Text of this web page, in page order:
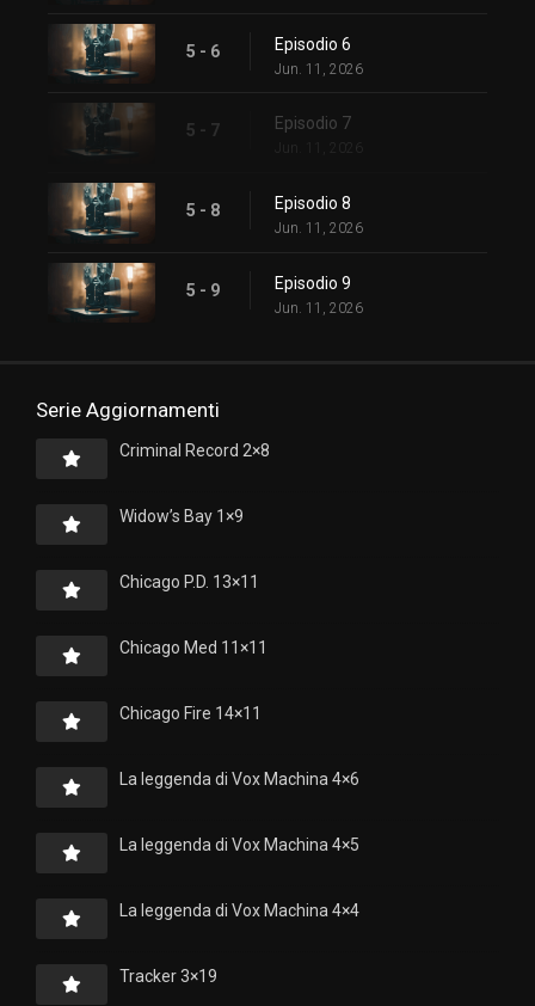
5 - 6 Episodio 6
Jun. 11, 2026
5 - 7 Episodio 7
Jun. 11, 2026
5 - 8 Episodio 8
Jun. 11, 2026
5 - 9 Episodio 9
Jun. 11, 2026
Serie Aggiornamenti
Criminal Record 2×8
Widow’s Bay 1×9
Chicago P.D. 13×11
Chicago Med 11×11
Chicago Fire 14×11
La leggenda di Vox Machina 4×6
La leggenda di Vox Machina 4×5
La leggenda di Vox Machina 4×4
Tracker 3×19